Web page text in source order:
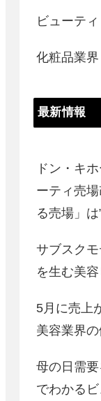
ビューティ
化粧品業界
最新情報
ドン・キ
ーティ売
る売場」
サブスク
を生む美
5月に売上
美容業界
母の日需
でわかる